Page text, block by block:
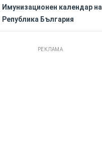
Имунизационен календар на
Република България
РЕКЛАМА